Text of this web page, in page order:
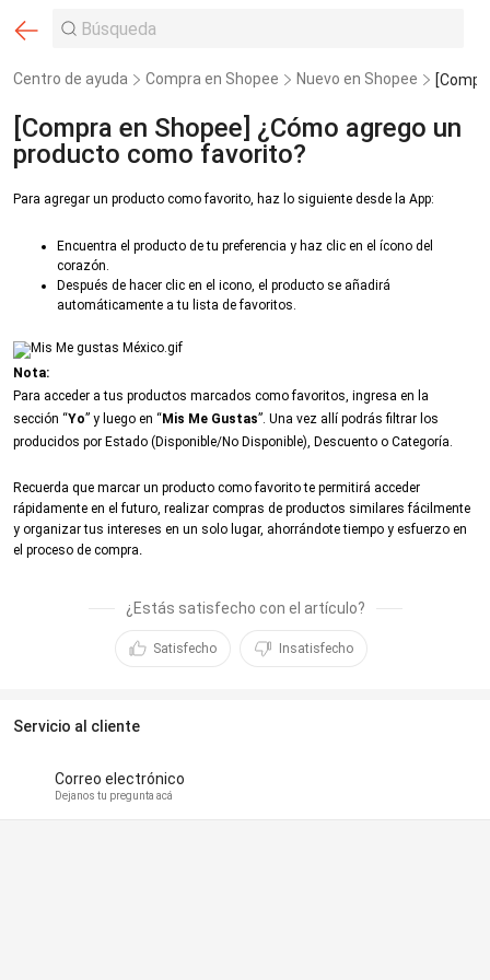
Centro de ayuda Compra en Shopee Nuevo en Shopee
[Compra en Shopee] ¿Cómo agrego un
producto como favorito?
Para agregar un producto como favorito, haz lo siguiente desde la App:
Encuentra el producto de tu preferencia y haz clic en el ícono del
corazón.
Después de hacer clic en el icono, el producto se añadirá
automáticamente a tu lista de favoritos.
Nota:
Para acceder a tus productos marcados como favoritos, ingresa en la
sección “Yo” y luego en “ Mis Me Gustas”. Una vez allí podrás filtrar los
producidos por Estado (Disponible/No Disponible), Descuento o Categoría.
Recuerda que marcar un producto como favorito te permitirá acceder
rápidamente en el futuro, realizar compras de productos similares fácilmente
y organizar tus intereses en un solo lugar, ahorrándote tiempo y esfuerzo en
el proceso de compra.
¿Estás satisfecho con el artículo?
Satisfecho Insatisfecho
Servicio al cliente
Correo electrónico
Dejanos tu pregunta acá